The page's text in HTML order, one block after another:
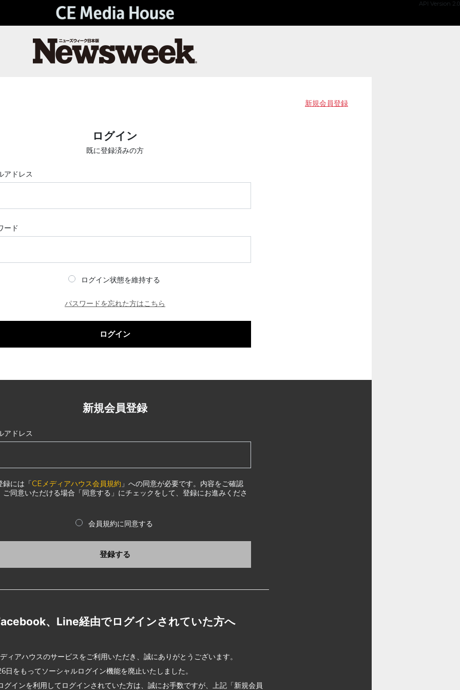
API Version 2.0
新規会員登録
ログイン
既に登録済みの方
アドレス
ード
ログイン状態を維持する
パスワードを忘れた方はこちら
ログイン
新規会員登録
アドレス
録には「CEメディアハウス会員規約 」への同意が必要です。内容をご確認
ご同意いただける場合「同意する」にチェックをして、登録にお進みくださ
会員規約に同意する
登録する
、Line経由でログインされていた方へ
ィアハウスのサービスをご利用いただき、誠にありがとうございます。
日をもってソーシャルログイン機能を廃止いたしました。
グインを利用してログインされていた方は、誠にお手数ですが、上記「新規会員